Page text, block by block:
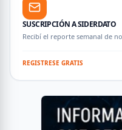
SUSCRIPCIÓN A SIDERDATO
Recibí el reporte semanal de
REGISTRESE GRATIS